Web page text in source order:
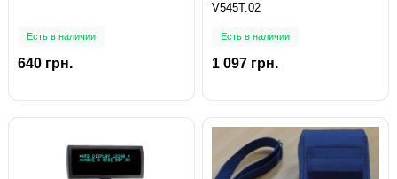
Есть в наличии
640 грн.
V545T.02
Есть в наличии
1 097 грн.